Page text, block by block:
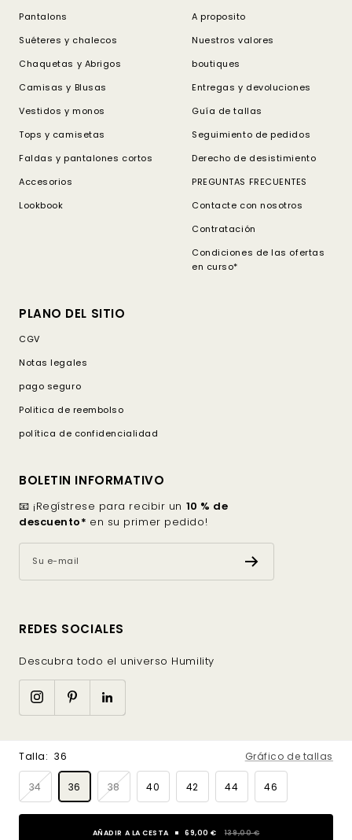
Talla: 36 Gráfico de tallas
34 36 38 40 42 44 46
AÑADIR A LA CESTA PRECIO
69,00 € PRECIO
139,00 €
Pantalons
Suéteres y chalecos
Chaquetas y Abrigos
Camisas y Blusas
Vestidos y monos
Tops y camisetas
Faldas y pantalones cortos
Accesorios
Lookbook
A proposito
Nuestros valores
boutiques
Entregas y devoluciones
Guía de tallas
Seguimiento de pedidos
Derecho de desistimiento
PREGUNTAS FRECUENTES
Contacte con nosotros
Contratación
Condiciones de las ofertas
en curso*
PLANO DEL SITIO
CGV
Notas legales
pago seguro
Politica de reembolso
política de confidencialidad
BOLETIN INFORMATIVO
📧 ¡Regístrese para recibir un 10 % de
descuento* en su primer pedido!
Su e-mail
REDES SOCIALES
Descubra todo el universo Humility
Acceptamos